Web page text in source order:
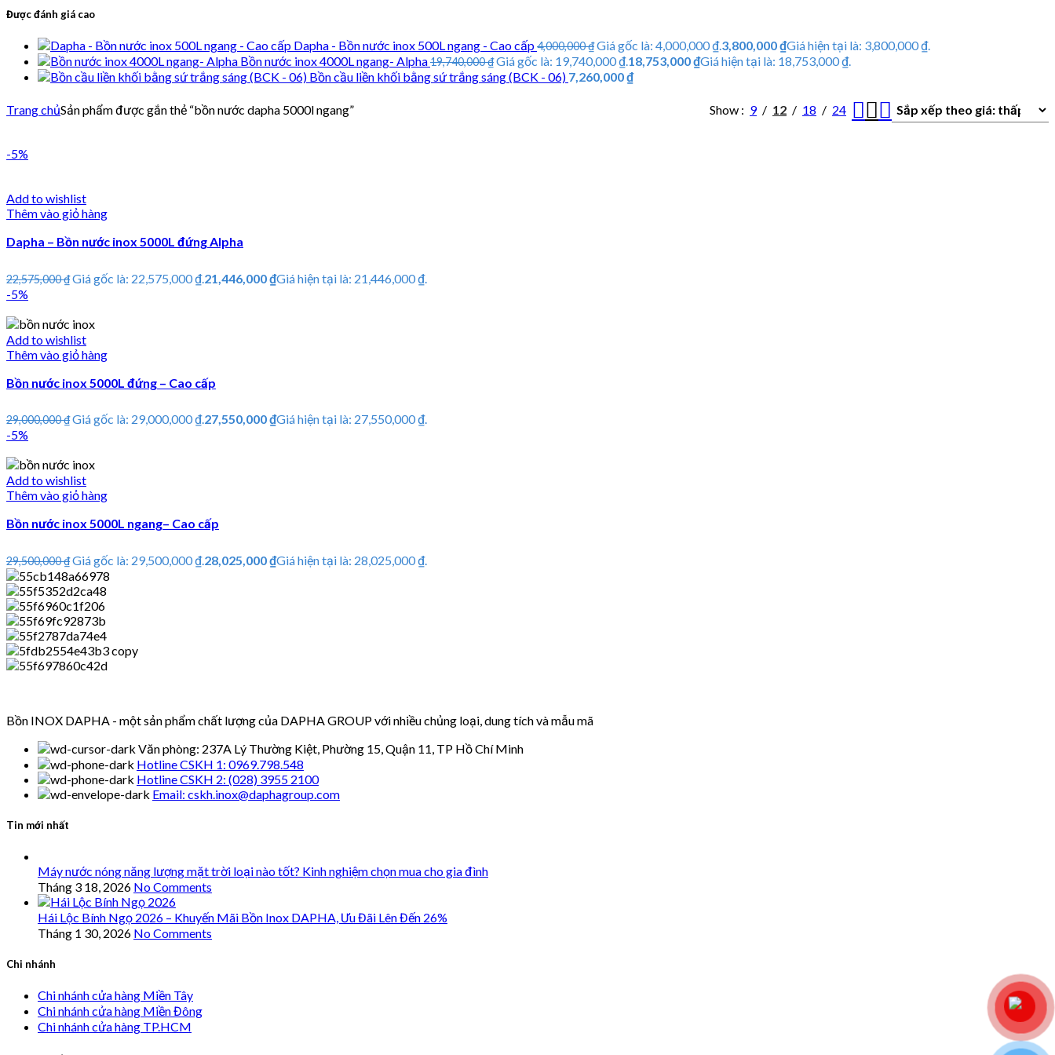
Được đánh giá cao
Dapha - Bồn nước inox 500L ngang - Cao cấp4,000,000₫Giá gốc là: 4,000,000 ₫.3,800,000₫Giá hiện tại là: 3,800,000 ₫.
Bồn nước inox 4000L ngang- Alpha19,740,000₫Giá gốc là: 19,740,000 ₫.18,753,000₫Giá hiện tại là: 18,753,000 ₫.
Bồn cầu liền khối bằng sứ trắng sáng (BCK - 06) 7,260,000₫
Trang chủSản phẩm được gắn thẻ “bồn nước dapha 5000l ngang” Show 9 12 18 24
-5%
Add to wishlist
Thêm vào giỏ hàng
Dapha – Bồn nước inox 5000L đứng Alpha
22,575,000₫Giá gốc là: 22,575,000 ₫.21,446,000₫Giá hiện tại là: 21,446,000 ₫.
-5%
Add to wishlist
Thêm vào giỏ hàng
Bồn nước inox 5000L đứng – Cao cấp
29,000,000₫Giá gốc là: 29,000,000 ₫.27,550,000₫Giá hiện tại là: 27,550,000 ₫.
-5%
Add to wishlist
Thêm vào giỏ hàng
Bồn nước inox 5000L ngang– Cao cấp
29,500,000₫Giá gốc là: 29,500,000 ₫.28,025,000₫Giá hiện tại là: 28,025,000 ₫.
Bồn INOX DAPHA - một sản phẩm chất lượng của DAPHA GROUP với nhiều chủng loại, dung tích và mẫu mã
Văn phòng: 237A Lý Thường Kiệt, Phường 15, Quận 11, TP Hồ Chí Minh
Hotline CSKH 1: 0969.798.548
Hotline CSKH 2: (028) 3955 2100
Email: cskh.inox@daphagroup.com
Tin mới nhất
Máy nước nóng năng lượng mặt trời loại nào tốt? Kinh nghiệm chọn mua cho gia đình
Tháng 3 18, 2026 No Comments
Hái Lộc Bính Ngọ 2026 – Khuyến Mãi Bồn Inox DAPHA, Ưu Đãi Lên Đến 26%
Tháng 1 30, 2026 No Comments
Chi nhánh
Chi nhánh cửa hàng Miền Tây
Chi nhánh cửa hàng Miền Đông
Chi nhánh cửa hàng TP.HCM